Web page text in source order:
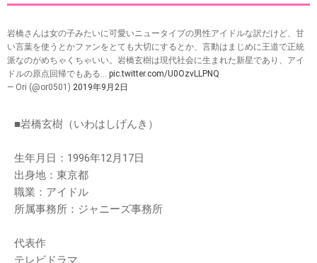
岩橋さんは女の子みたいに可愛いニュータイプの男性アイドルな訳だけど、甘
い言葉を使うとかファンをとても大切にするとか、言動はまじめに王道で正統
派なのがめちゃくちゃいい。岩橋玄樹は現代社会に生まれた新星であり、アイ
ドルの原点回帰でもある… pic.twitter.com/U0OzvLLPNQ
— Ori (@or0501) 2019年9月2日
■岩橋玄樹（いわはしげんき）
生年月日：1996年12月17日
出身地：東京都
職業：アイドル
所属事務所：ジャニーズ事務所
代表作
テレビドラマ